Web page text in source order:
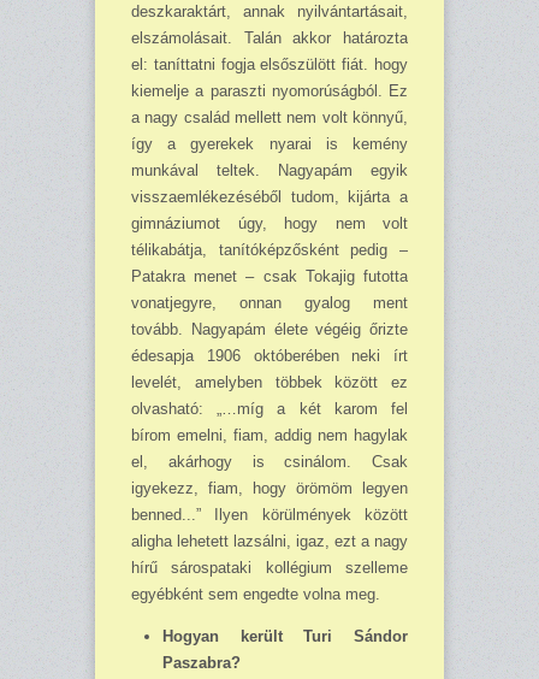
deszkaraktárt, annak nyilvántartásait,
elszámolásait. Talán akkor határozta
el: taníttatni fogja elsőszülött fiát. hogy
kiemelje a paraszti nyomorúságból. Ez
a nagy család mellett nem volt könnyű,
így a gye­rekek nyarai is kemény
munkával teltek. Nagyapám egyik
visszaemlékezéséből tudom, kijárta a
gimnáziumot úgy, hogy nem volt
télikabátja, tanítóképzősként pedig –
Patakra menet – csak Tokajig futotta
vonatjegyre, onnan gyalog ment
tovább. Nagyapám élete végéig őrizte
édesapja 1906 októberében neki írt
levelét, amelyben többek között ez
olvasható: „…míg a két karom fel
bírom emelni, fiam, addig nem hagylak
el, akárhogy is csinálom. Csak
igyekezz, fiam, hogy örömöm legyen
benned...” Ilyen körülmények között
aligha lehetett lazsálni, igaz, ezt a nagy
hírű sárospataki kollégium szelleme
egyébként sem engedte volna meg.
Hogyan került Turi Sándor
Paszabra?